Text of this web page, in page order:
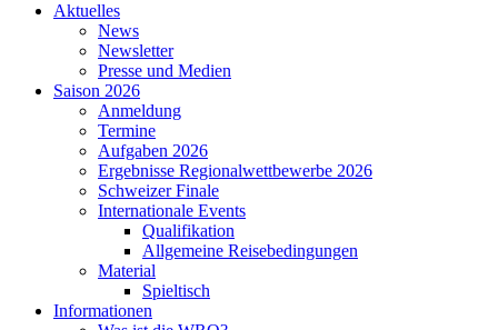
Aktuelles
News
Newsletter
Presse und Medien
Saison 2026
Anmeldung
Termine
Aufgaben 2026
Ergebnisse Regionalwettbewerbe 2026
Schweizer Finale
Internationale Events
Qualifikation
Allgemeine Reisebedingungen
Material
Spieltisch
Informationen